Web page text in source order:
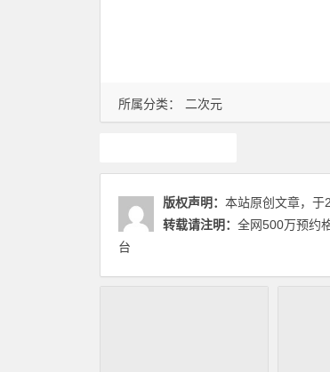
所属分类： 二次元
版权声明： 本站原创文章，于
转载请注明： 全网500万预约
台